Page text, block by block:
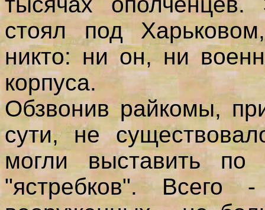
стоял под
никто: ни он, ни
корпуса.
Обзвонив райкомы,
сути, не
могли выставить по
"ястребков".